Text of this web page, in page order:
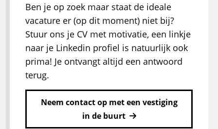
Ben je op zoek maar staat de ideale
vacature er (op dit moment) niet bij?
Stuur ons je CV met motivatie, een linkje
naar je Linkedin profiel is natuurlijk ook
prima! Je ontvangt altijd een antwoord
terug.
Neem contact op met een vestiging
in de buurt